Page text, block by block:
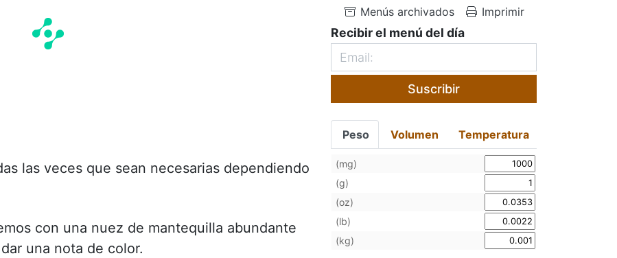
las veces que sean necesarias dependiendo
con una nuez de mantequilla abundante
una nota de color.
Menús archivados Imprimir
Recibir el menú del día
Suscribir
Peso Volumen Temperatura
(mg)
(g)
(oz)
(lb)
(kg)